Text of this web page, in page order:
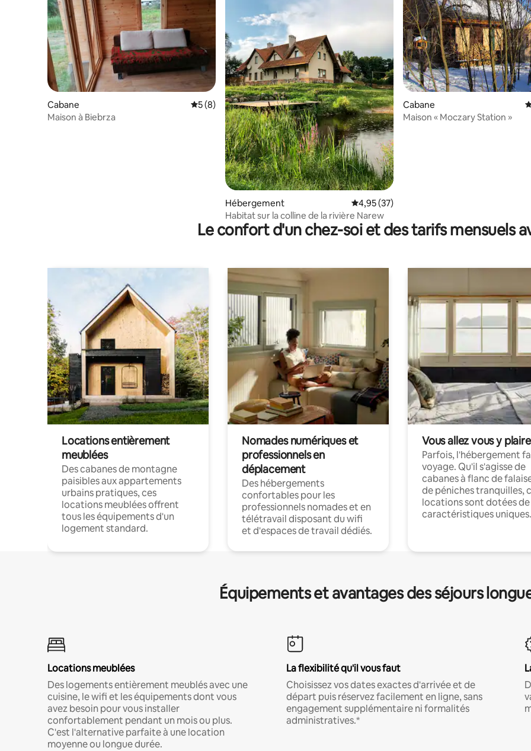
Cabane Évaluation moyenne sur la base de 8 commentaires : 5 sur 5
5 (8)
Maison à Biebrza
Hébergement Évaluation moyenne sur la base de 37
4,95 (37)
Habitat sur la colline de la rivière Narew
Cabane
Maison « Moczary Station »
Le confort d'un chez-soi et des tarifs mensuels
Locations entièrement
meublées
Des cabanes de montagne
paisibles aux appartements
urbains pratiques, ces
locations meublées offrent
tous les équipements d'un
logement standard.
Nomades numériques et
professionnels en
déplacement
Des hébergements
confortables pour les
professionnels nomades et en
télétravail disposant du wifi
et d'espaces de travail dédiés.
Vous allez vous y plaire
Parfois, l'hébergement
voyage. Qu'il s'agisse de
cabanes à flanc de
de péniches tranquilles,
locations sont dotées de
caractéristiques uniques.
Équipements et avantages des séjours
Locations meublées
Des logements entièrement meublés avec une
cuisine, le wifi et les équipements dont vous
avez besoin pour vous installer
confortablement pendant un mois ou plus.
C'est l'alternative parfaite à une location
moyenne ou longue durée.
La flexibilité qu'il vous faut
Choisissez vos dates exactes d'arrivée et de
départ puis réservez facilement en ligne, sans
engagement supplémentaire ni formalités
administratives.*